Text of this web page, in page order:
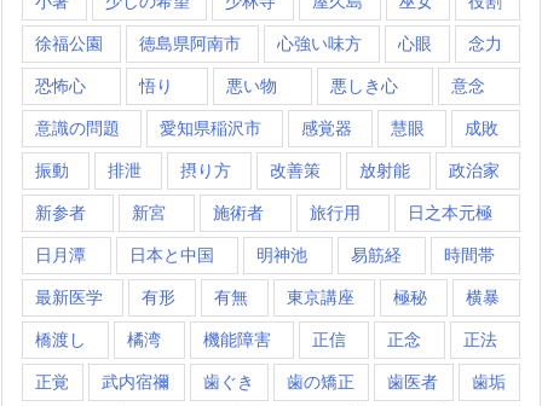
徐福公園 徳島県阿南市 心強い味方 心眼 念力
恐怖心 悟り 悪い物 悪しき心 意念
意識の問題 愛知県稲沢市 感覚器 慧眼 成敗
振動 排泄 摂り方 改善策 放射能 政治家
新参者 新宮 施術者 旅行用 日之本元極
日月潭 日本と中国 明神池 易筋経 時間帯
最新医学 有形 有無 東京講座 極秘 横暴
橋渡し 橘湾 機能障害 正信 正念 正法
正覚 武内宿禰 歯ぐき 歯の矯正 歯医者 歯垢